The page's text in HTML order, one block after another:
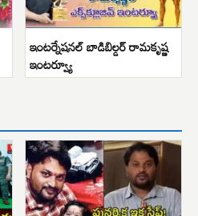
ఇంటర్నేషనల్ బాడిబిల్డర్ రామకృష్ణ
ఇంటర్వ్యూ